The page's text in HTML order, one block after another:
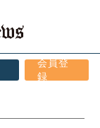
会員登
録